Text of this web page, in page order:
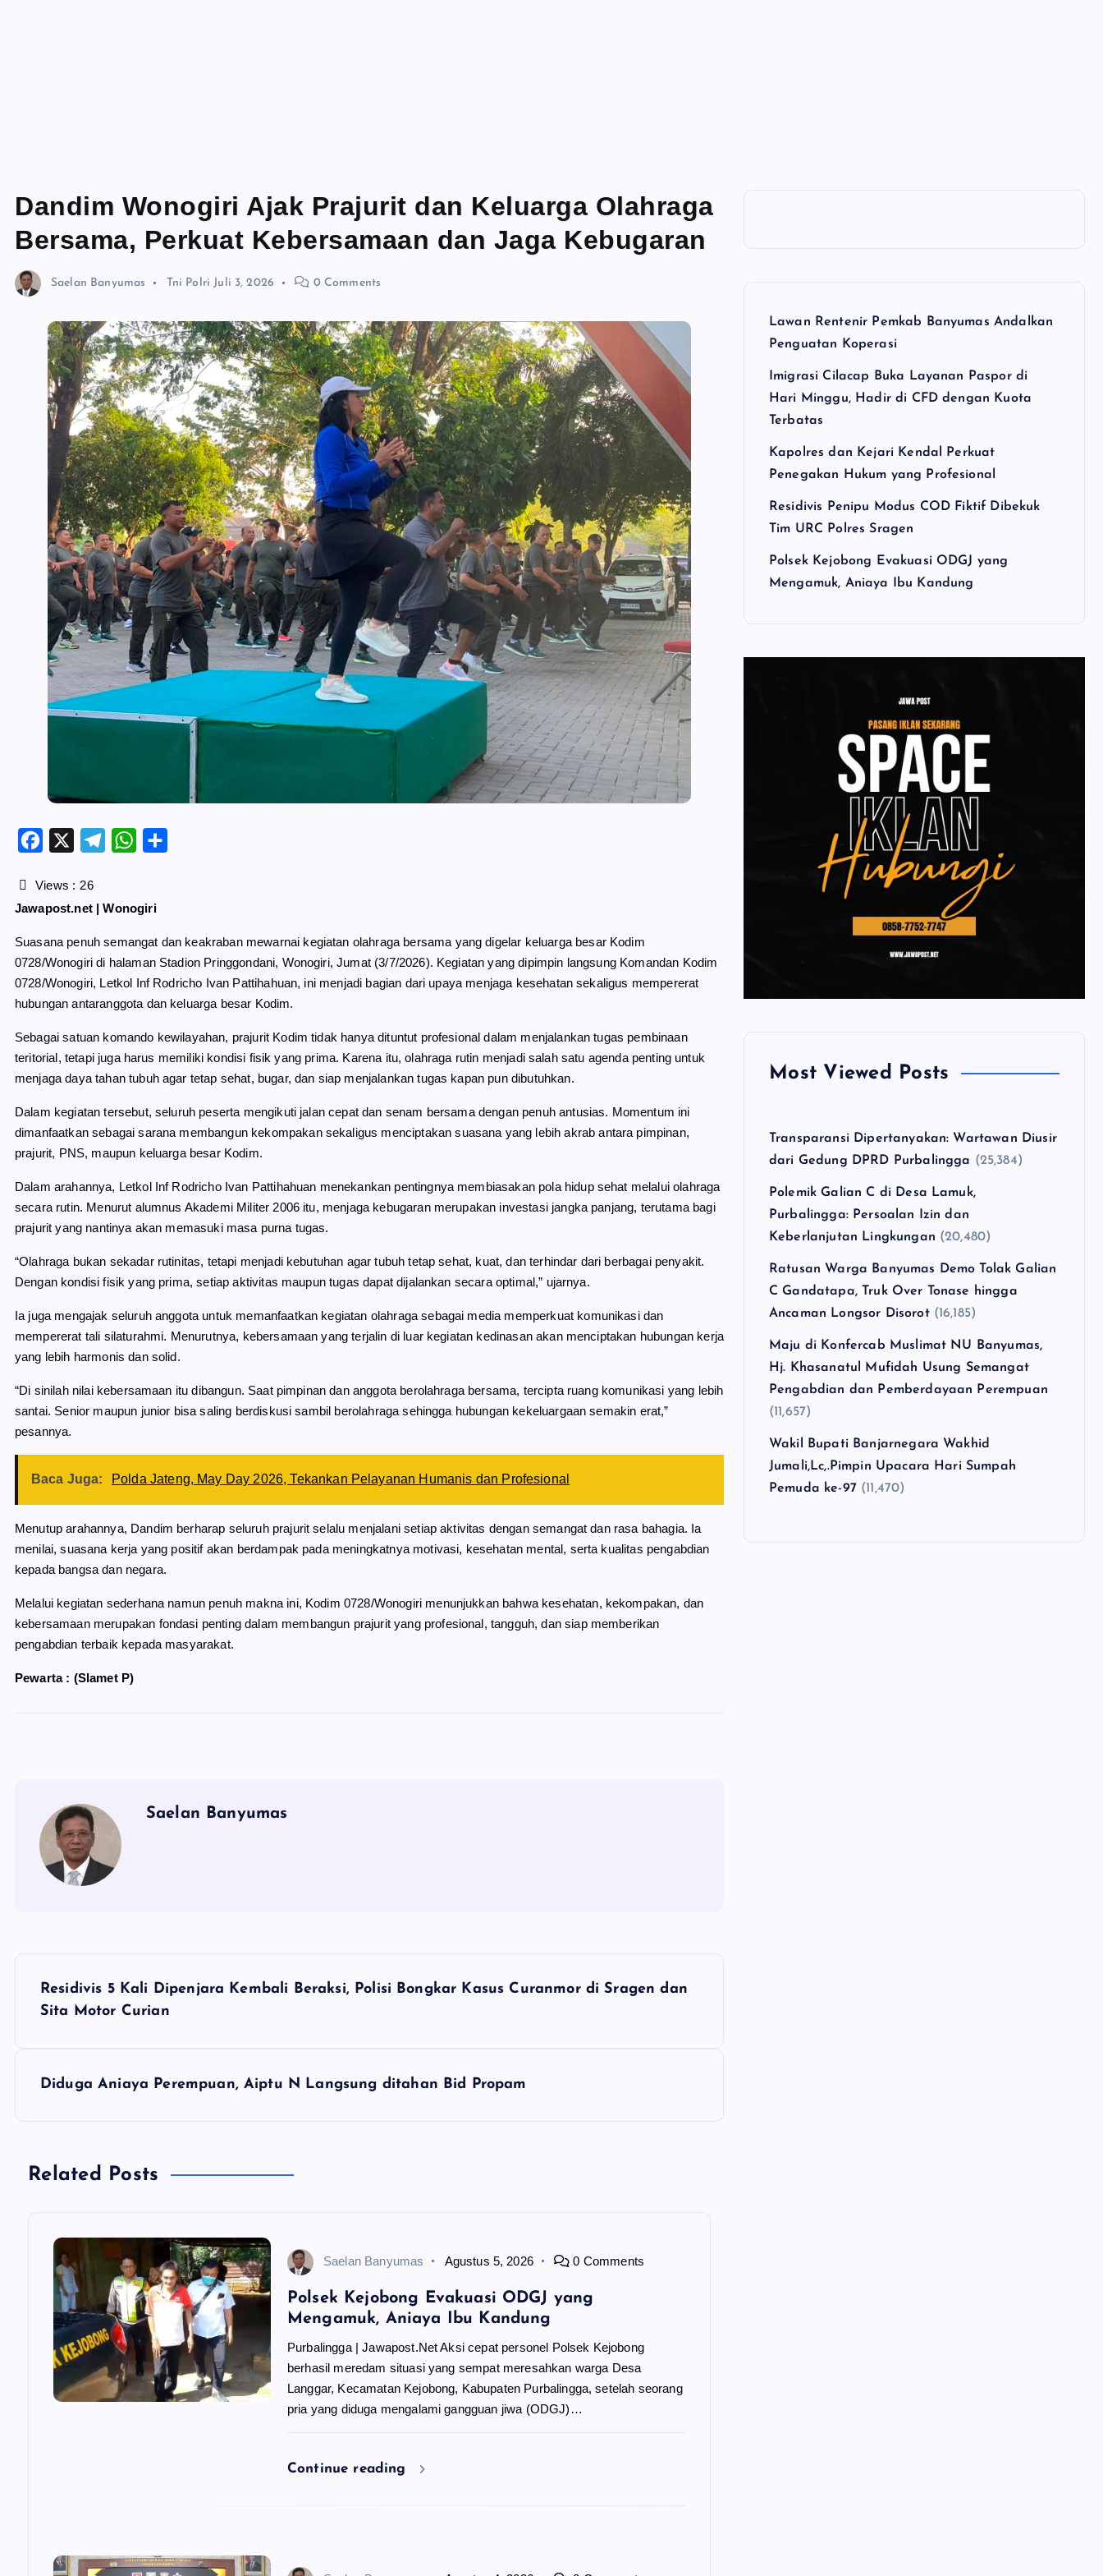
Dandim Wonogiri Ajak Prajurit dan Keluarga Olahraga
Bersama, Perkuat Kebersamaan dan Jaga Kebugaran
Saelan Banyumas Tni Polri Juli 3, 2026 0 Comments
c
o
o
k
r
a
m
W
A
p
p
Views : 26
Jawapost.net | Wonogiri
Suasana penuh semangat dan keakraban mewarnai kegiatan olahraga bersama yang digelar keluarga besar Kodim
0728/Wonogiri di halaman Stadion Pringgondani, Wonogiri, Jumat (3/7/2026). Kegiatan yang dipimpin langsung Komandan Kodim
0728/Wonogiri, Letkol Inf Rodricho Ivan Pattihahuan, ini menjadi bagian dari upaya menjaga kesehatan sekaligus mempererat
hubungan antaranggota dan keluarga besar Kodim.
Sebagai satuan komando kewilayahan, prajurit Kodim tidak hanya dituntut profesional dalam menjalankan tugas pembinaan
teritorial, tetapi juga harus memiliki kondisi fisik yang prima. Karena itu, olahraga rutin menjadi salah satu agenda penting untuk
menjaga daya tahan tubuh agar tetap sehat, bugar, dan siap menjalankan tugas kapan pun dibutuhkan.
Dalam kegiatan tersebut, seluruh peserta mengikuti jalan cepat dan senam bersama dengan penuh antusias. Momentum ini
dimanfaatkan sebagai sarana membangun kekompakan sekaligus menciptakan suasana yang lebih akrab antara pimpinan,
prajurit, PNS, maupun keluarga besar Kodim.
Dalam arahannya, Letkol Inf Rodricho Ivan Pattihahuan menekankan pentingnya membiasakan pola hidup sehat melalui olahraga
secara rutin. Menurut alumnus Akademi Militer 2006 itu, menjaga kebugaran merupakan investasi jangka panjang, terutama bagi
prajurit yang nantinya akan memasuki masa purna tugas.
“Olahraga bukan sekadar rutinitas, tetapi menjadi kebutuhan agar tubuh tetap sehat, kuat, dan terhindar dari berbagai penyakit.
Dengan kondisi fisik yang prima, setiap aktivitas maupun tugas dapat dijalankan secara optimal,” ujarnya.
Ia juga mengajak seluruh anggota untuk memanfaatkan kegiatan olahraga sebagai media memperkuat komunikasi dan
mempererat tali silaturahmi. Menurutnya, kebersamaan yang terjalin di luar kegiatan kedinasan akan menciptakan hubungan kerja
yang lebih harmonis dan solid.
“Di sinilah nilai kebersamaan itu dibangun. Saat pimpinan dan anggota berolahraga bersama, tercipta ruang komunikasi yang lebih
santai. Senior maupun junior bisa saling berdiskusi sambil berolahraga sehingga hubungan kekeluargaan semakin erat,”
pesannya.
Baca Juga: Polda Jateng, May Day 2026, Tekankan Pelayanan Humanis dan Profesional
Menutup arahannya, Dandim berharap seluruh prajurit selalu menjalani setiap aktivitas dengan semangat dan rasa bahagia. Ia
menilai, suasana kerja yang positif akan berdampak pada meningkatnya motivasi, kesehatan mental, serta kualitas pengabdian
kepada bangsa dan negara.
Melalui kegiatan sederhana namun penuh makna ini, Kodim 0728/Wonogiri menunjukkan bahwa kesehatan, kekompakan, dan
kebersamaan merupakan fondasi penting dalam membangun prajurit yang profesional, tangguh, dan siap memberikan
pengabdian terbaik kepada masyarakat.
Pewarta : (Slamet P)
Saelan Banyumas
N
g
Residivis 5 Kali Dipenjara Kembali Beraksi, Polisi Bongkar Kasus Curanmor di Sragen dan
Sita Motor Curian
Diduga Aniaya Perempuan, Aiptu N Langsung ditahan Bid Propam
Related Posts
Saelan Banyumas Agustus 5, 2026 0 Comments
Polsek Kejobong Evakuasi ODGJ yang
Mengamuk, Aniaya Ibu Kandung
Purbalingga | Jawapost.Net Aksi cepat personel Polsek Kejobong
berhasil meredam situasi yang sempat meresahkan warga Desa
Langgar, Kecamatan Kejobong, Kabupaten Purbalingga, setelah seorang
pria yang diduga mengalami gangguan jiwa (ODGJ)…
Continue reading
Lawan Rentenir Pemkab Banyumas Andalkan
Penguatan Koperasi
Imigrasi Cilacap Buka Layanan Paspor di
Hari Minggu, Hadir di CFD dengan Kuota
Terbatas
Kapolres dan Kejari Kendal Perkuat
Penegakan Hukum yang Profesional
Residivis Penipu Modus COD Fiktif Dibekuk
Tim URC Polres Sragen
Polsek Kejobong Evakuasi ODGJ yang
Mengamuk, Aniaya Ibu Kandung
Most Viewed Posts
Transparansi Dipertanyakan: Wartawan Diusir
dari Gedung DPRD Purbalingga (25,384)
Polemik Galian C di Desa Lamuk,
Purbalingga: Persoalan Izin dan
Keberlanjutan Lingkungan (20,480)
Ratusan Warga Banyumas Demo Tolak Galian
C Gandatapa, Truk Over Tonase hingga
Ancaman Longsor Disorot (16,185)
Maju di Konfercab Muslimat NU Banyumas,
Hj. Khasanatul Mufidah Usung Semangat
Pengabdian dan Pemberdayaan Perempuan
(11,657)
Wakil Bupati Banjarnegara Wakhid
Jumali,Lc,.Pimpin Upacara Hari Sumpah
Pemuda ke-97 (11,470)